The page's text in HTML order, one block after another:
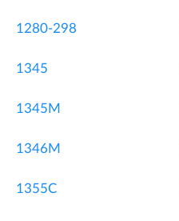
1280-298
1345
1345M
1346M
1355C